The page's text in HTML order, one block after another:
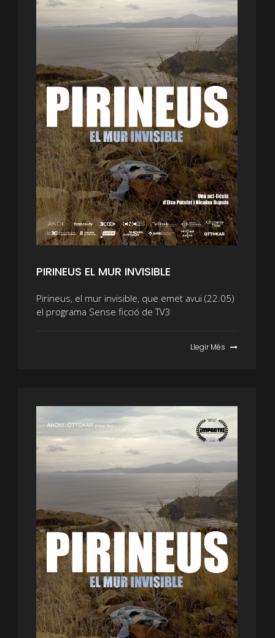
PIRINEUS EL MUR INVISIBLE
Pirineus, el mur invisible, que emet avui (22.05)
el programa Sense ficció de TV3
Llegir Més 